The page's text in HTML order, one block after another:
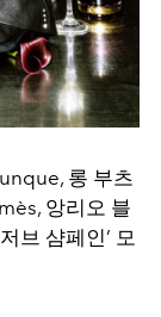
롱 부츠
앙리오 블
브 샴페인’ 모